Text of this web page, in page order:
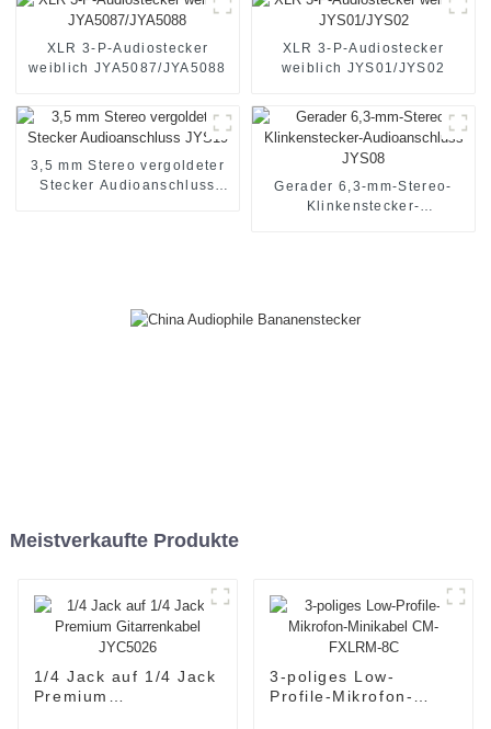
XLR 3-P-Audiostecker
weiblich JYA5087/JYA5088
XLR 3-P-Audiostecker
weiblich JYS01/JYS02
3,5 mm Stereo vergoldeter
Stecker Audioanschluss
Gerader 6,3-mm-Stereo-
Klinkenstecker-
Meistverkaufte Produkte
1/4 Jack auf 1/4 Jack
Premium
3-poliges Low-
Profile-Mikrofon-